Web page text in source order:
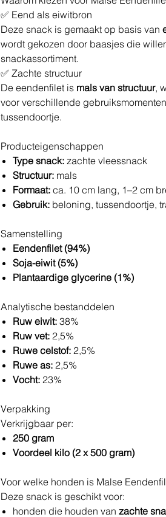
✅ Eend als eiwitbron
Deze snack is gemaakt op basis van
wordt gekozen door baasjes die
snackassortiment.
✅ Zachte structuur
De eendenfilet is mals van structuur,
voor verschillende
tussendoortje.
Producteigenschappen
Type snack: zachte vleessnack
Structuur: mals
Formaat: ca. 10 cm lang, 1–2 cm
Gebruik: beloning, tussendoortje,
Samenstelling
Eendenfilet (94%)
Soja-eiwit (5%)
Plantaardige glycerine (1%)
Analytische bestanddelen
Ruw eiwit: 38%
Ruw vet: 2,5%
Ruwe celstof: 2,5%
Ruwe as: 2,5%
Vocht: 23%
Verpakking
Verkrijgbaar per:
250 gram
Voordeel kilo (2 x 500 gram)
Voor welke honden is Malse
Deze snack is geschikt voor:
honden die houden van zachte